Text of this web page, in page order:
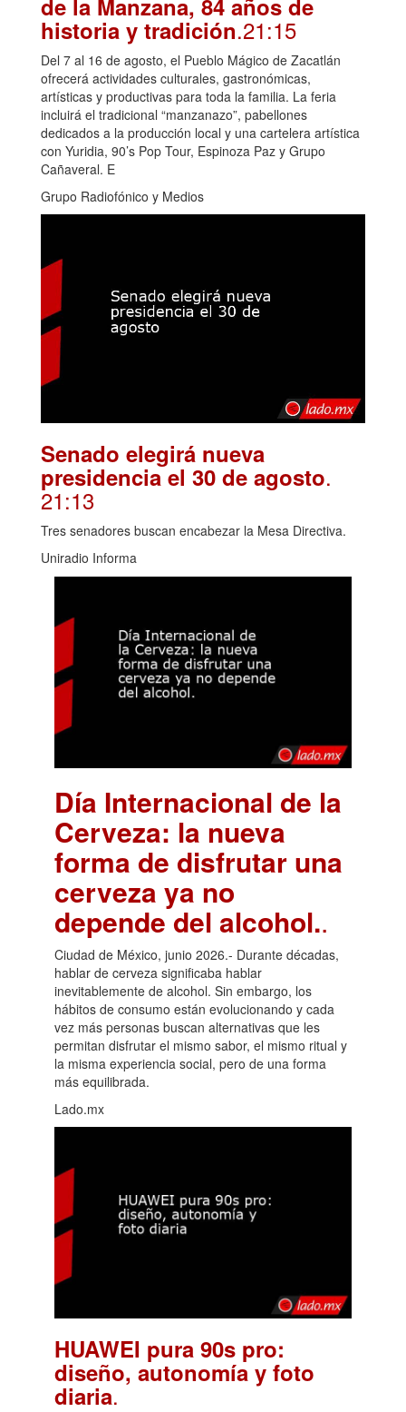
de la Manzana, 84 años de
historia y tradición.21:15
Del 7 al 16 de agosto, el Pueblo Mágico de Zacatlán
ofrecerá actividades culturales, gastronómicas,
artísticas y productivas para toda la familia. La feria
incluirá el tradicional “manzanazo”, pabellones
dedicados a la producción local y una cartelera artística
con Yuridia, 90’s Pop Tour, Espinoza Paz y Grupo
Cañaveral. E
Grupo Radiofónico y Medios
Senado elegirá nueva
presidencia el 30 de agosto.
21:13
Tres senadores buscan encabezar la Mesa Directiva.
Uniradio Informa
Día Internacional de la
Cerveza: la nueva
forma de disfrutar una
cerveza ya no
depende del alcohol..
Ciudad de México, junio 2026.- Durante décadas,
hablar de cerveza significaba hablar
inevitablemente de alcohol. Sin embargo, los
hábitos de consumo están evolucionando y cada
vez más personas buscan alternativas que les
permitan disfrutar el mismo sabor, el mismo ritual y
la misma experiencia social, pero de una forma
más equilibrada.
Lado.mx
HUAWEI pura 90s pro:
diseño, autonomía y foto
diaria.